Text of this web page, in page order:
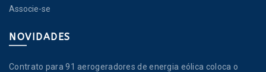
Associe-se
NOVIDADES
Contrato para 91 aerogeradores de energia eólica coloca o